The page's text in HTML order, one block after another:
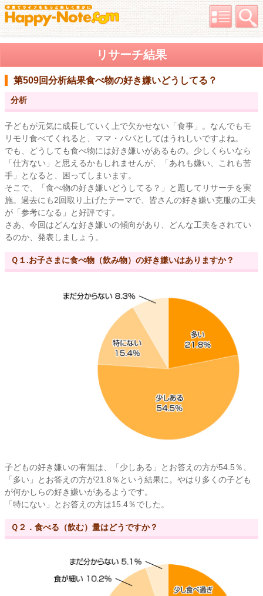
リサーチ結果
第509回分析結果食べ物の好き嫌いどうしてる？
分析
子どもが元気に成長していく上で欠かせない「食事」。なんでもモ
リモリ食べてくれると、ママ・パパとしてはうれしいですよね。
でも、どうしても食べ物には好き嫌いがあるもの。少しくらいなら
「仕方ない」と思えるかもしれませんが、「あれも嫌い、これも苦
手」となると、困ってしまいます。
そこで、「食べ物の好き嫌いどうしてる？」と題してリサーチを実
施。過去にも2回取り上げたテーマで、皆さんの好き嫌い克服の工夫
が「参考になる」と好評です。
さあ、今回はどんな好き嫌いの傾向があり、どんな工夫をされてい
るのか、発表しましょう。
Ｑ１.お子さまに食べ物（飲み物）の好き嫌いはありますか？
子どもの好き嫌いの有無は、「少しある」とお答えの方が54.5％、
「多い」とお答えの方が21.8％という結果に。やはり多くの子ども
が何かしらの好き嫌いがあるようです。
「特にない」とお答えの方は15.4％でした。
Ｑ２．食べる（飲む）量はどうですか？